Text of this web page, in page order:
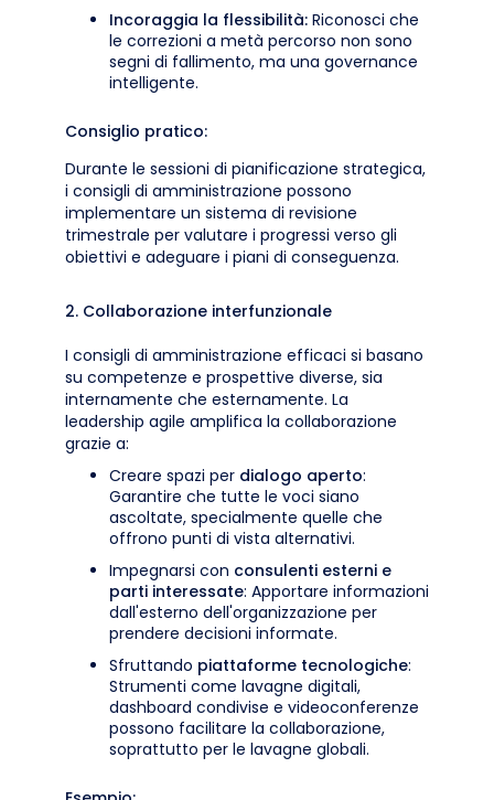
Incoraggia la flessibilità: Riconosci che
le correzioni a metà percorso non sono
segni di fallimento, ma una governance
intelligente.
Consiglio pratico:
Durante le sessioni di pianificazione strategica,
i consigli di amministrazione possono
implementare un sistema di revisione
trimestrale per valutare i progressi verso gli
obiettivi e adeguare i piani di conseguenza.
2. Collaborazione interfunzionale
I consigli di amministrazione efficaci si basano
su competenze e prospettive diverse, sia
internamente che esternamente. La
leadership agile amplifica la collaborazione
grazie a:
Creare spazi per dialogo aperto:
Garantire che tutte le voci siano
ascoltate, specialmente quelle che
offrono punti di vista alternativi.
Impegnarsi con consulenti esterni e
parti interessate: Apportare informazioni
dall'esterno dell'organizzazione per
prendere decisioni informate.
Sfruttando piattaforme tecnologiche:
Strumenti come lavagne digitali,
dashboard condivise e videoconferenze
possono facilitare la collaborazione,
soprattutto per le lavagne globali.